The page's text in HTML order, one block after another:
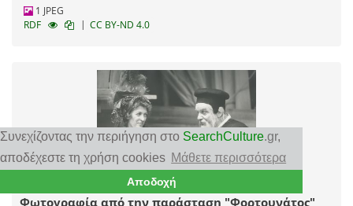
Συνεχίζοντας την περιήγηση στο SearchCulture.gr,
αποδέχεστε τη χρήση cookies Μάθετε περισσότερα
Αποδοχή
1 JPEG
RDF
| CC BY-ND 4.0
Φωτογραφία από την παράσταση "Φορτουνάτος"